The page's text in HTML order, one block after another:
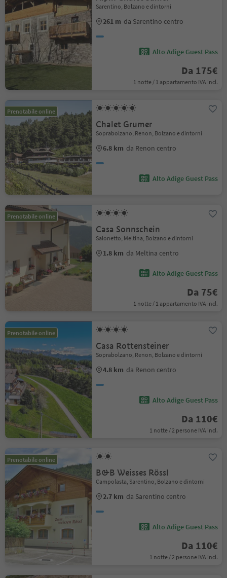
Sarentino, Bolzano e dintorni
261 m da Sarentino centro
Alto Adige Guest Pass
Da 175€
1 notte / 1 appartamento IVA incl.
Prenotabile online
Chalet Grumer
Soprabolzano, Renon, Bolzano e dintorni
6.8 km da Renon centro
Alto Adige Guest Pass
Prenotabile online
Casa Sonnschein
Salonetto, Meltina, Bolzano e dintorni
1.8 km da Meltina centro
Alto Adige Guest Pass
Da 75€
1 notte / 1 appartamento IVA incl.
Prenotabile online
Casa Rottensteiner
Soprabolzano, Renon, Bolzano e dintorni
4.8 km da Renon centro
Alto Adige Guest Pass
Da 110€
1 notte / 2 persone IVA incl.
Prenotabile online
B&B Weisses Rössl
Campolasta, Sarentino, Bolzano e dintorni
2.7 km da Sarentino centro
Alto Adige Guest Pass
Da 110€
1 notte / 2 persone IVA incl.